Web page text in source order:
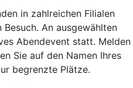
in zahlreichen Filialen
An ausgewählten
Abendevent statt. Melden
Sie auf den Namen Ihres
begrenzte Plätze.